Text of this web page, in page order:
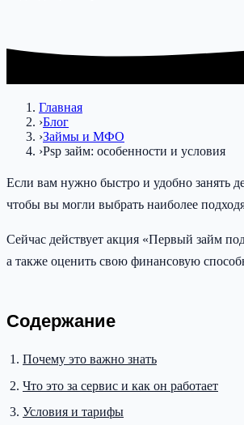
Главная
›Блог
›Займы и МФО
›Psp займ: особенности и условия
Если вам нужно быстро и удобно занять
чтобы вы могли выбрать наиболее
Сейчас действует акция «Первый займ
а также оценить свою финансовую
Содержание
Почему это важно знать
Что это за сервис и как он работает
Условия и тарифы